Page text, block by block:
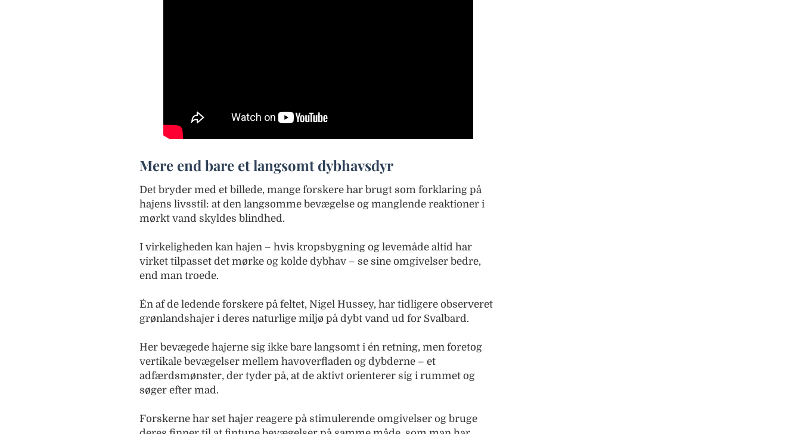
Mere end bare et langsomt dybhavsdyr
Det bryder med et billede, mange forskere har brugt som forklaring på
hajens livsstil: at den langsomme bevægelse og manglende reaktioner i
mørkt vand skyldes blindhed.
I virkeligheden kan hajen – hvis kropsbygning og levemåde altid har
virket tilpasset det mørke og kolde dybhav – se sine omgivelser bedre,
end man troede.
Én af de ledende forskere på feltet, Nigel Hussey, har tidligere observeret
grønlandshajer i deres naturlige miljø på dybt vand ud for Svalbard.
Her bevægede hajerne sig ikke bare langsomt i én retning, men foretog
vertikale bevægelser mellem havoverfladen og dybderne – et
adfærdsmønster, der tyder på, at de aktivt orienterer sig i rummet og
søger efter mad.
Forskerne har set hajer reagere på stimulerende omgivelser og bruge